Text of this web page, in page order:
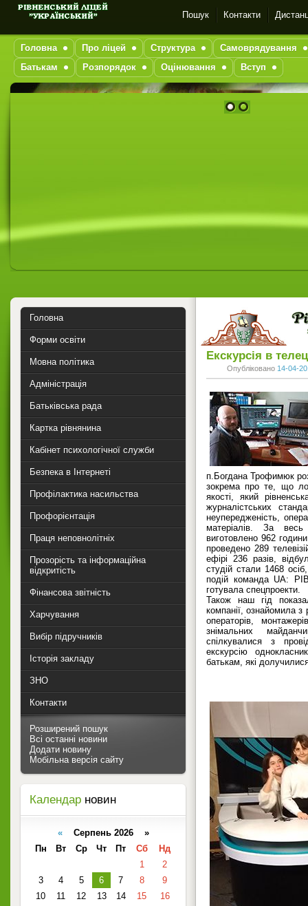
Пошук Контакти
Головна Про ліцей Структура
Самоврядування
Батькам
Розпорядок Оцінювання Вступ
Екскурсія в
Опубліковано 14-04-
п.Богдана Трофимюк
зокрема про те, що
якості, який
журналістських
неупередженість,
матеріалів. За
виготовлено 962
проведено 289
ефірі 236 разів,
студій стали 1468
подій команда UA:
готувала спецпроекти.
Також наш гід
компанії, ознайомила з
операторів,
знімальних
спілкувалися з
екскурсію
батькам, які долучилися
Головна
Форми освіти
Мовна політика
Адміністрація
Батьківська рада
Картка рівнянина
Кабінет психологічної служби
Безпека в Інтернеті
Профілактика насильства
Профорієнтація
Праця неповнолітніх
Прозорість та інформаційна
відкритість
Фінансова звітність
Харчування
Вибір підручників
Історія закладу
ЗНО
Контакти
Розширений пошук
Всі останні новини
Додати новину
Мобільна версія сайту
Календар новин
«Серпень 2026 »
Пн
Вт Ср Чт Пт Сб
Нд
1
2
3
4 5 6 7 8
9
10
11 12 13 14 15
16